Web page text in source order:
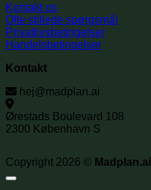
Kontakt os
Ofte stillede spørgsmål
Privatlivsbetingelser
Handelsbetingelser
Kontakt
hej@madplan.ai
Ørestads Boulevard 108
2300 København S
Copyright 2026 © Madplan.ai